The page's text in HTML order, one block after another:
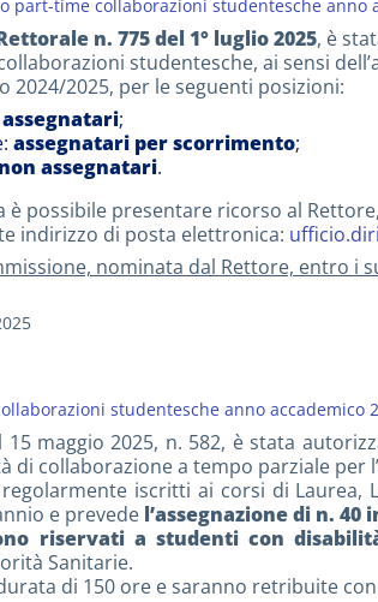
part-time collaborazioni studentesche anno
n. 775 del 1° luglio 2025, è
studentesche, ai sensi
2024/2025, per le seguenti posizioni:
assegnatari;
assegnatari per scorrimento;
assegnatari.
possibile presentare ricorso al
indirizzo di posta elettronica:
nominata dal Rettore, entro i
studentesche anno accademico
maggio 2025, n. 582, è stata
collaborazione a tempo parziale per
iscritti ai corsi di Laurea,
e prevede l’assegnazione di n.
riservati a studenti con
Sanitarie.
di 150 ore e saranno retribuite